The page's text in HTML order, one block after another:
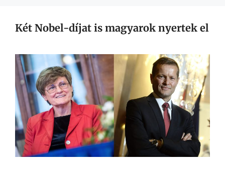
Két Nobel-díjat is magyarok nyertek el